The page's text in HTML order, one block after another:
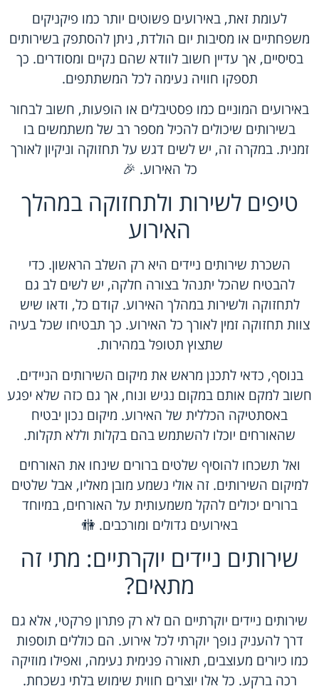
לעומת זאת, באירועים פשוטים יותר כמו פיקניקים
משפחתיים או מסיבות יום הולדת, ניתן להסתפק בשירותים
בסיסיים, אך עדיין חשוב לוודא שהם נקיים ומסודרים. כך
תספקו חוויה נעימה לכל המשתתפים.
באירועים המוניים כמו פסטיבלים או הופעות, חשוב לבחור
בשירותים שיכולים להכיל מספר רב של משתמשים בו
זמנית. במקרה זה, יש לשים דגש על תחזוקה וניקיון לאורך
כל האירוע. 🎉
טיפים לשירות ולתחזוקה במהלך
האירוע
השכרת שירותים ניידים היא רק השלב הראשון. כדי
להבטיח שהכל יתנהל בצורה חלקה, יש לשים לב גם
לתחזוקה ולשירות במהלך האירוע. קודם כל, ודאו שיש
צוות תחזוקה זמין לאורך כל האירוע. כך תבטיחו שכל בעיה
שתצוץ תטופל במהירות.
בנוסף, כדאי לתכנן מראש את מיקום השירותים הניידים.
חשוב למקם אותם במקום נגיש ונוח, אך גם כזה שלא יפגע
באסתטיקה הכללית של האירוע. מיקום נכון יבטיח
שהאורחים יוכלו להשתמש בהם בקלות וללא תקלות.
ואל תשכחו להוסיף שלטים ברורים שינחו את האורחים
למיקום השירותים. זה אולי נשמע מובן מאליו, אבל שלטים
ברורים יכולים להקל משמעותית על האורחים, במיוחד
באירועים גדולים ומורכבים. 🚻
שירותים ניידים יוקרתיים: מתי זה
מתאים?
שירותים ניידים יוקרתיים הם לא רק פתרון פרקטי, אלא גם
דרך להעניק נופך יוקרתי לכל אירוע. הם כוללים תוספות
כמו כיורים מעוצבים, תאורה פנימית נעימה, ואפילו מוזיקה
רכה ברקע. כל אלו יוצרים חווית שימוש בלתי נשכחת.